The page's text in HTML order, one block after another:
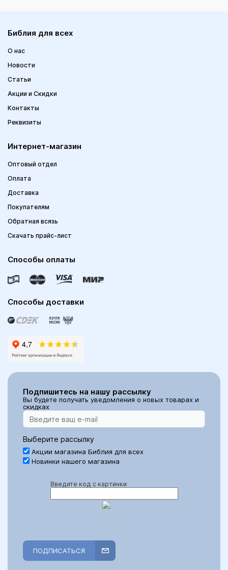
Библия для всех
О нас
Новости
Статьи
Акции и Скидки
Контакты
Реквизиты
Интернет-магазин
Оптовый отдел
Оплата
Доставка
Покупателям
Обратная всязь
Скачать прайс-лист
Способы оплаты
Способы доставки
Подпишитесь на нашу рассылку
Вы будете получать уведомления о новых товарах и
скидках
Выберите рассылку
Акции магазина Библия для всех
Новинки нашего магазина
Введите код с картинки
ПОДПИСАТЬСЯ